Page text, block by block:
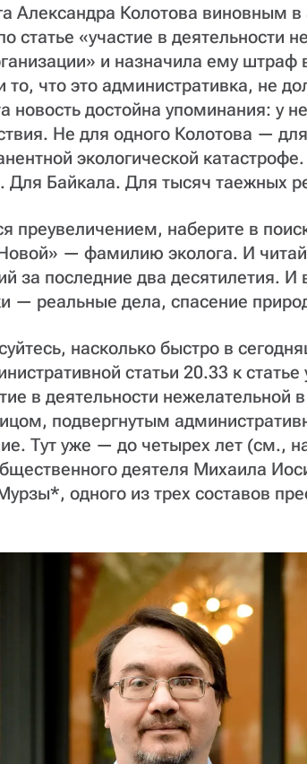
Александра Колотова виновным
статье «участие в деятельности
и назначила ему штраф
что это административка, не
новость достойна упоминания: у
Не для одного Колотова —
экологической
Для Байкала. Для тысяч таежных
преувеличением, наберите в
— фамилию эколога. И
за последние два десятилетия. И
— реальные дела, спасение
насколько быстро в
статьи 20.33 к
в деятельности нежелательной
подвергнутым
Тут уже — до четырех лет (см.,
деятеля Михаила
одного из трех составов